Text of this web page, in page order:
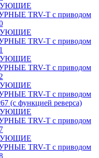
TRV-T с приводом
TRV-T с приводом
TRV-T с приводом
TRV-T с приводом
(с функцией реверса)
TRV-T с приводом
TRV-T с приводом